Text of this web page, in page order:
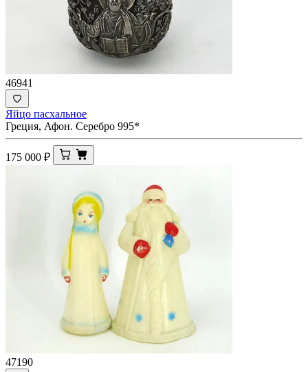
46941
Яйцо пасхальное
Греция, Афон. Серебро 995*
175 000 ₽
47190